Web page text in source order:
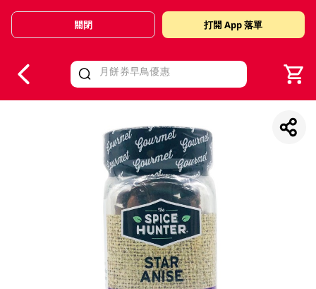
Valid Until 30 June 2026
關閉 打開 App 落單